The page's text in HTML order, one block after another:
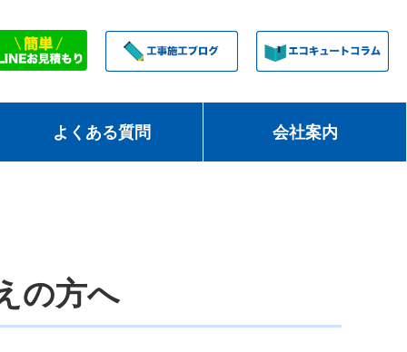
よくある質問 会社案内
の方へ